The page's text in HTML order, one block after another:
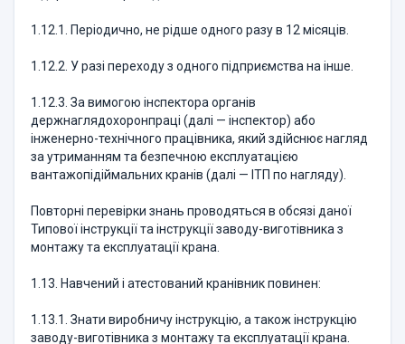
1.12.1. Періодично, не рідше одного разу в 12 місяців.
1.12.2. У разі переходу з одного підприємства на інше.
1.12.3. За вимогою інспектора органів
держнаглядохоронпраці (далі — інспектор) або
інженерно-технічного працівника, який здійснює нагляд
за утриманням та безпечною експлуатацією
вантажопідіймальних кранів (далі — ІТП по нагляду).
Повторні перевірки знань проводяться в обсязі даної
Типової інструкції та інструкції заводу-виготівника з
монтажу та експлуатації крана.
1.13. Навчений і атестований кранівник повинен:
1.13.1. Знати виробничу інструкцію, а також інструкцію
заводу-виготівника з монтажу та експлуатації крана.